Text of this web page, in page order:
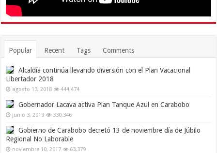
Popular Recent Tags Comments
Alcaldía continúa llevando diversión con el Plan Vacacional
Libertador 2018
agosto 13, 2018 444,474
Gobernador Lacava activa Plan Tanque Azul en Carabobo
junio 3, 2019 330,346
Gobierno de Carabobo decretó 13 de noviembre día de Júbilo
Regional No Laborable
noviembre 10, 2017 63,379